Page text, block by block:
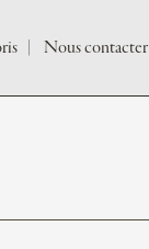
Nous contacter